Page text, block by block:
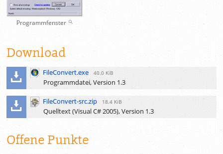
Programmfenster
Download
FileConvert.exe 40.0 KiB
Programmdatei, Version 1.3
FileConvert-src.zip 18.4 KiB
Quelltext (Visual C# 2005), Version 1.3
Offene Punkte